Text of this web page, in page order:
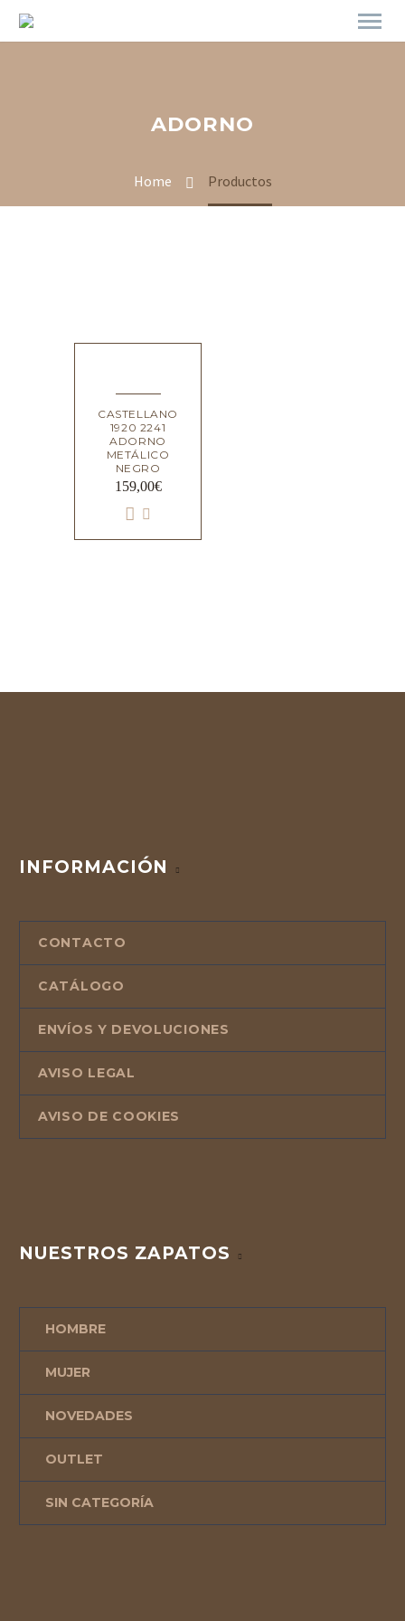
ADORNO
Home Productos
CASTELLANO
1920 2241
ADORNO
METÁLICO
NEGRO
159,00€
INFORMACIÓN
CONTACTO
CATÁLOGO
ENVÍOS Y DEVOLUCIONES
AVISO LEGAL
AVISO DE COOKIES
NUESTROS ZAPATOS
HOMBRE
MUJER
NOVEDADES
OUTLET
SIN CATEGORÍA